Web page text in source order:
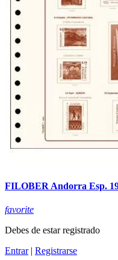
FILOBER Andorra Esp.
favorite
Debes de estar registrado
Entrar| Registrarse